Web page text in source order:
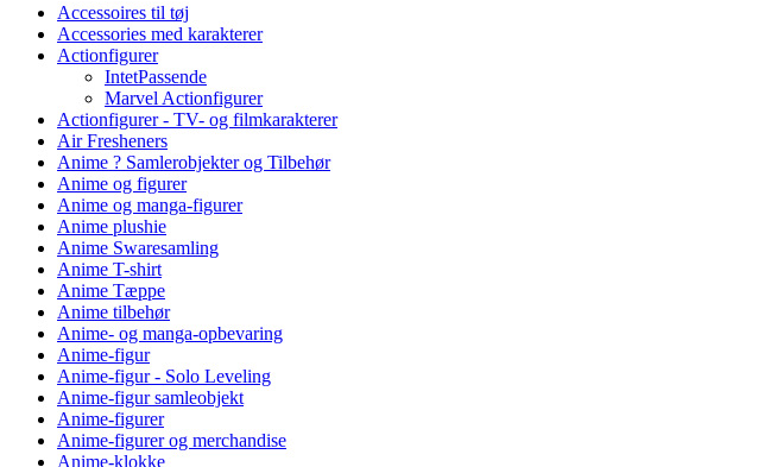
Accessoires til tøj
Accessories med karakterer
Actionfigurer
IntetPassende
Marvel Actionfigurer
Actionfigurer - TV- og filmkarakterer
Air Fresheners
Anime ? Samlerobjekter og Tilbehør
Anime og figurer
Anime og manga-figurer
Anime plushie
Anime Swaresamling
Anime T-shirt
Anime Tæppe
Anime tilbehør
Anime- og manga-opbevaring
Anime-figur
Anime-figur - Solo Leveling
Anime-figur samleobjekt
Anime-figurer
Anime-figurer og merchandise
Anime-klokke